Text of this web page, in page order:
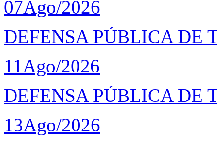
07Ago/2026
DEFENSA PÚBLICA DE
11Ago/2026
DEFENSA PÚBLICA DE
13Ago/2026